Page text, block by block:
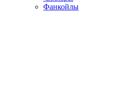
Фанкойлы